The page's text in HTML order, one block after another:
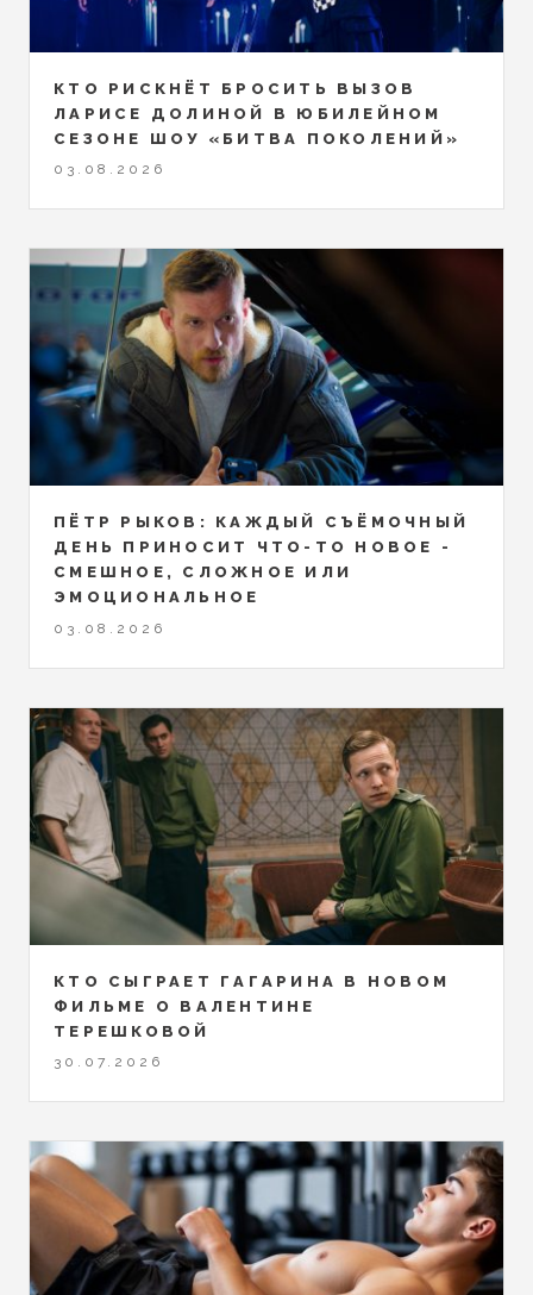
КТО РИСКНЁТ БРОСИТЬ ВЫЗОВ
ЛАРИСЕ ДОЛИНОЙ В ЮБИЛЕЙНОМ
СЕЗОНЕ ШОУ «БИТВА ПОКОЛЕНИЙ»
03.08.2026
ПЁТР РЫКОВ: КАЖДЫЙ СЪЁМОЧНЫЙ
ДЕНЬ ПРИНОСИТ ЧТО-ТО НОВОЕ -
СМЕШНОЕ, СЛОЖНОЕ ИЛИ
ЭМОЦИОНАЛЬНОЕ
03.08.2026
КТО СЫГРАЕТ ГАГАРИНА В НОВОМ
ФИЛЬМЕ О ВАЛЕНТИНЕ
ТЕРЕШКОВОЙ
30.07.2026